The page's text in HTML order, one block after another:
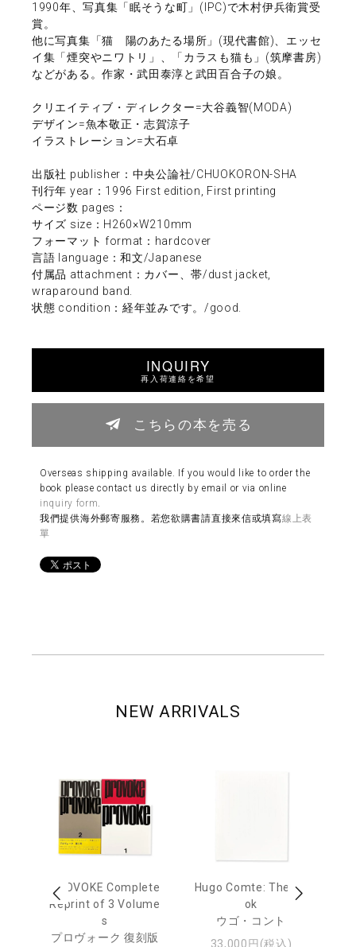
1990年、写真集「眠そうな町」(IPC)で木村伊兵衛賞受
賞。
他に写真集「猫 陽のあたる場所」(現代書館)、エッセ
イ集「煙突やニワトリ」、「カラスも猫も」(筑摩書房)
などがある。作家・武田泰淳と武田百合子の娘。
クリエイティブ・ディレクター=大谷義智(MODA)
デザイン=魚本敬正・志賀涼子
イラストレーション=大石卓
出版社 publisher：中央公論社/CHUOKORON-SHA
刊行年 year：1996 First edition, First printing
ページ数 pages：
サイズ size：H260×W210mm
フォーマット format：hardcover
言語 language：和文/Japanese
付属品 attachment：カバー、帯/dust jacket,
wraparound band.
状態 condition：経年並みです。/good.
INQUIRY
再入荷連絡を希望
こちらの本を売る
Overseas shipping available. If you would like to order the
book please contact us directly by email or via online
inquiry form.
我們提供海外郵寄服務。若您欲購書請直接來信或填寫線上表
單
NEW ARRIVALS
PROVOKE Complete
Reprint of 3 Volume
s
プロヴォーク 復刻版
Hugo Comte: The Bo
ok
ウゴ・コント
33,000円(税込)